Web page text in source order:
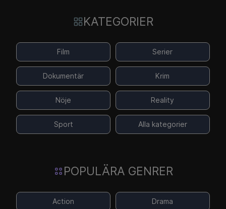
KATEGORIER
Film Serier
Dokumentär Krim
Nöje Reality
Sport Alla kategorier
POPULÄRA GENRER
Action Drama